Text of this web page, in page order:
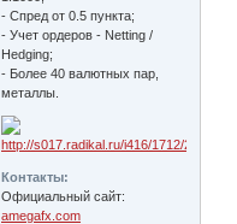
- Спред от 0.5 пункта;
- Учет ордеров - Netting /
Hedging;
- Более 40 валютных пар,
металлы.
Контакты:
Официальный сайт:
amegafx.com